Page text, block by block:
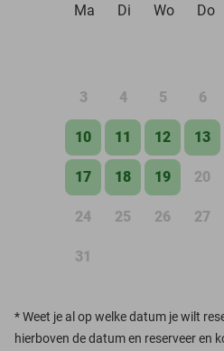
Ma
Di Wo Do
3 4 5 6
10 11 12 13
17 18 19 20
24 25 26 27
31
*Weet je al op welke datum je wilt
hierboven de datum en reserveer en